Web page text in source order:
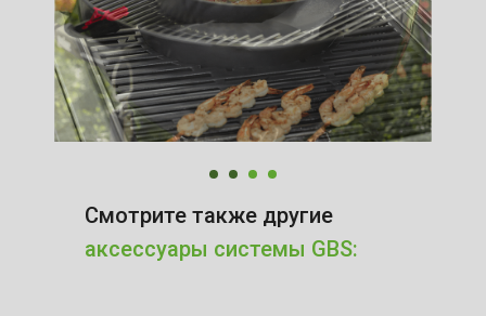
Смотрите также другие
аксессуары системы GBS: